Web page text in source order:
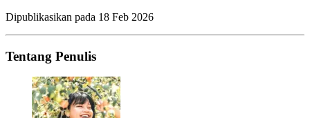
Dipublikasikan pada 18 Feb 2026
Tentang Penulis